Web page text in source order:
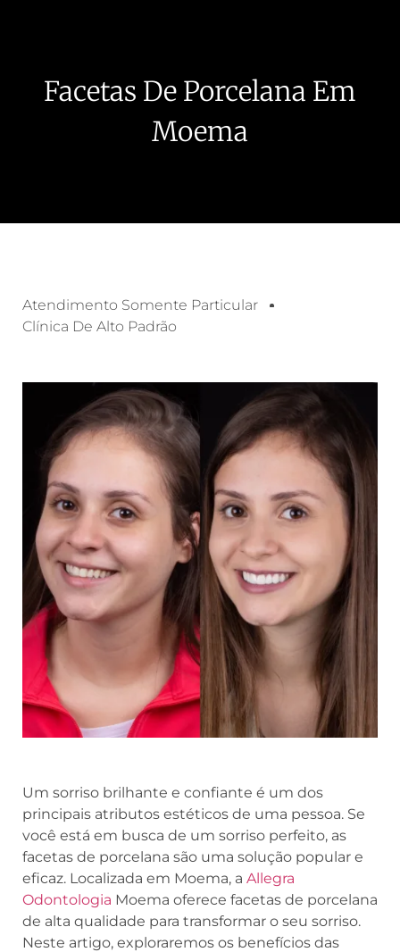
Facetas De Porcelana Em
Moema
Atendimento Somente Particular
Clínica De Alto Padrão
Um sorriso brilhante e confiante é um dos
principais atributos estéticos de uma pessoa. Se
você está em busca de um sorriso perfeito, as
facetas de porcelana são uma solução popular e
eficaz. Localizada em Moema, a Allegra
Odontologia Moema oferece facetas de porcelana
de alta qualidade para transformar o seu sorriso.
Neste artigo, exploraremos os benefícios das